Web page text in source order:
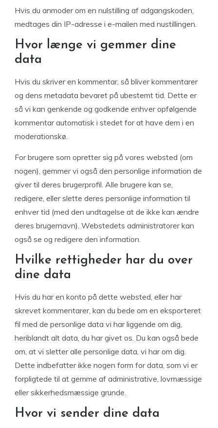
Hvis du anmoder om en nulstilling af adgangskoden,
medtages din IP-adresse i e-mailen med nustillingen.
Hvor længe vi gemmer dine
data
Hvis du skriver en kommentar, så bliver kommentarer
og dens metadata bevaret på ubestemt tid. Dette er
så vi kan genkende og godkende enhver opfølgende
kommentar automatisk i stedet for at have dem i en
moderationskø.
For brugere som opretter sig på vores websted (om
nogen), gemmer vi også den personlige information de
giver til deres brugerprofil. Alle brugere kan se,
redigere, eller slette deres personlige information til
enhver tid (med den undtagelse at de ikke kan ændre
deres brugernavn). Webstedets administratorer kan
også se og redigere den information.
Hvilke rettigheder har du over
dine data
Hvis du har en konto på dette websted, eller har
skrevet kommentarer, kan du bede om en eksporteret
fil med de personlige data vi har liggende om dig,
heriblandt alt data, du har givet os. Du kan også bede
om, at vi sletter alle personlige data, vi har om dig.
Dette indbefatter ikke nogen form for data, som vi er
forpligtede til at gemme af administrative, lovmæssige
eller sikkerhedsmæssige grunde.
Hvor vi sender dine data